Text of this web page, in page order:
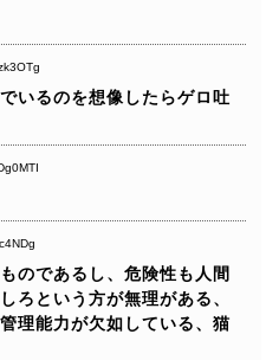
いるのを想像したらゲロ吐
のであるし、危険性も人間
ろという方が無理がある、
理能力が欠如している、猫